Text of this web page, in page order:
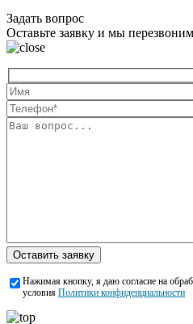
Задать вопрос
Оставьте заявку и мы
Оставить заявку
Нажимая кнопку, я даю согласие на
условия Политики конфиденциальности